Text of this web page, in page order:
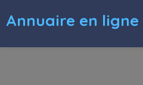
Annuaire en ligne